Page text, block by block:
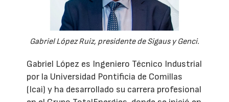
Gabriel López Ruiz, presidente de Sigaus y Genci.
Gabriel López es Ingeniero Técnico Industrial
por la Universidad Pontificia de Comillas
(Icai) y ha desarrollado su carrera profesional